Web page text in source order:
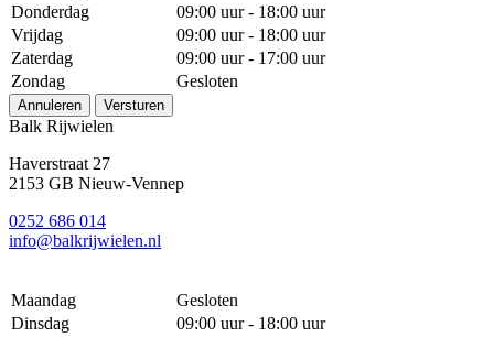
Donderdag
09:00 uur - 18:00 uur
Vrijdag
09:00 uur - 18:00 uur
Zaterdag
09:00 uur - 17:00 uur
Zondag
Gesloten
Annuleren Versturen
Balk Rijwielen
Haverstraat 27
2153 GB Nieuw-Vennep
0252 686 014
info@balkrijwielen.nl
Maandag
Gesloten
Dinsdag
09:00 uur - 18:00 uur